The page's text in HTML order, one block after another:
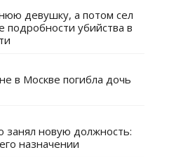
девушку, а потом сел
подробности убийства в
в Москве погибла дочь
новую должность:
назначении